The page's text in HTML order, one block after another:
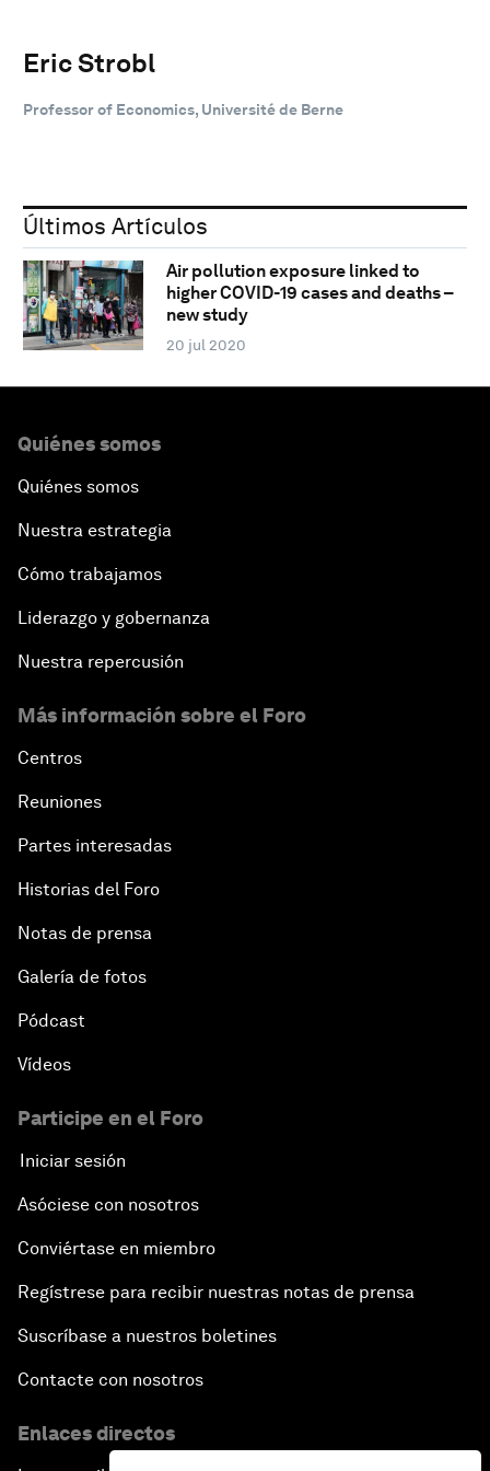
Eric Strobl
Professor of Economics, Université de Berne
Últimos Artículos
Air pollution exposure linked to
higher COVID-19 cases and deaths –
new study
20 jul 2020
Quiénes somos
Quiénes somos
Nuestra estrategia
Cómo trabajamos
Liderazgo y gobernanza
Nuestra repercusión
Más información sobre el Foro
Centros
Reuniones
Partes interesadas
Historias del Foro
Notas de prensa
Galería de fotos
Pódcast
Vídeos
Participe en el Foro
Iniciar sesión
Asóciese con nosotros
Conviértase en miembro
Regístrese para recibir nuestras notas de prensa
Suscríbase a nuestros boletines
Contacte con nosotros
Enlaces directos